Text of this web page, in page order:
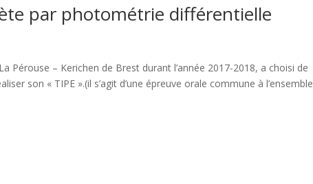
par photométrie différentielle
Pérouse – Kerichen de Brest durant l’année 2017-2018, a choisi de
son « TIPE ».(il s’agit d’une épreuve orale commune à l’ensemble